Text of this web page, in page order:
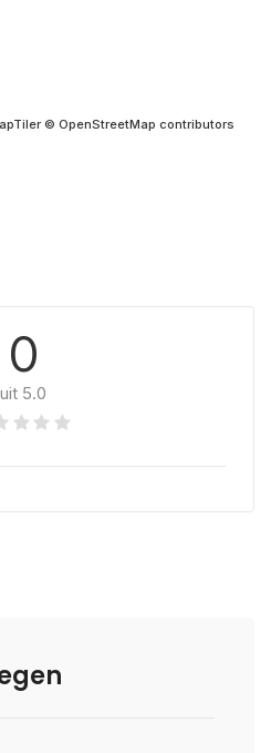
© OpenStreetMap contributors
0
uit 5.0